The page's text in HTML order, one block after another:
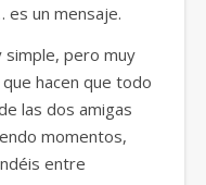
es un mensaje.
simple, pero muy
hacen que todo
las dos amigas
momentos,
entre